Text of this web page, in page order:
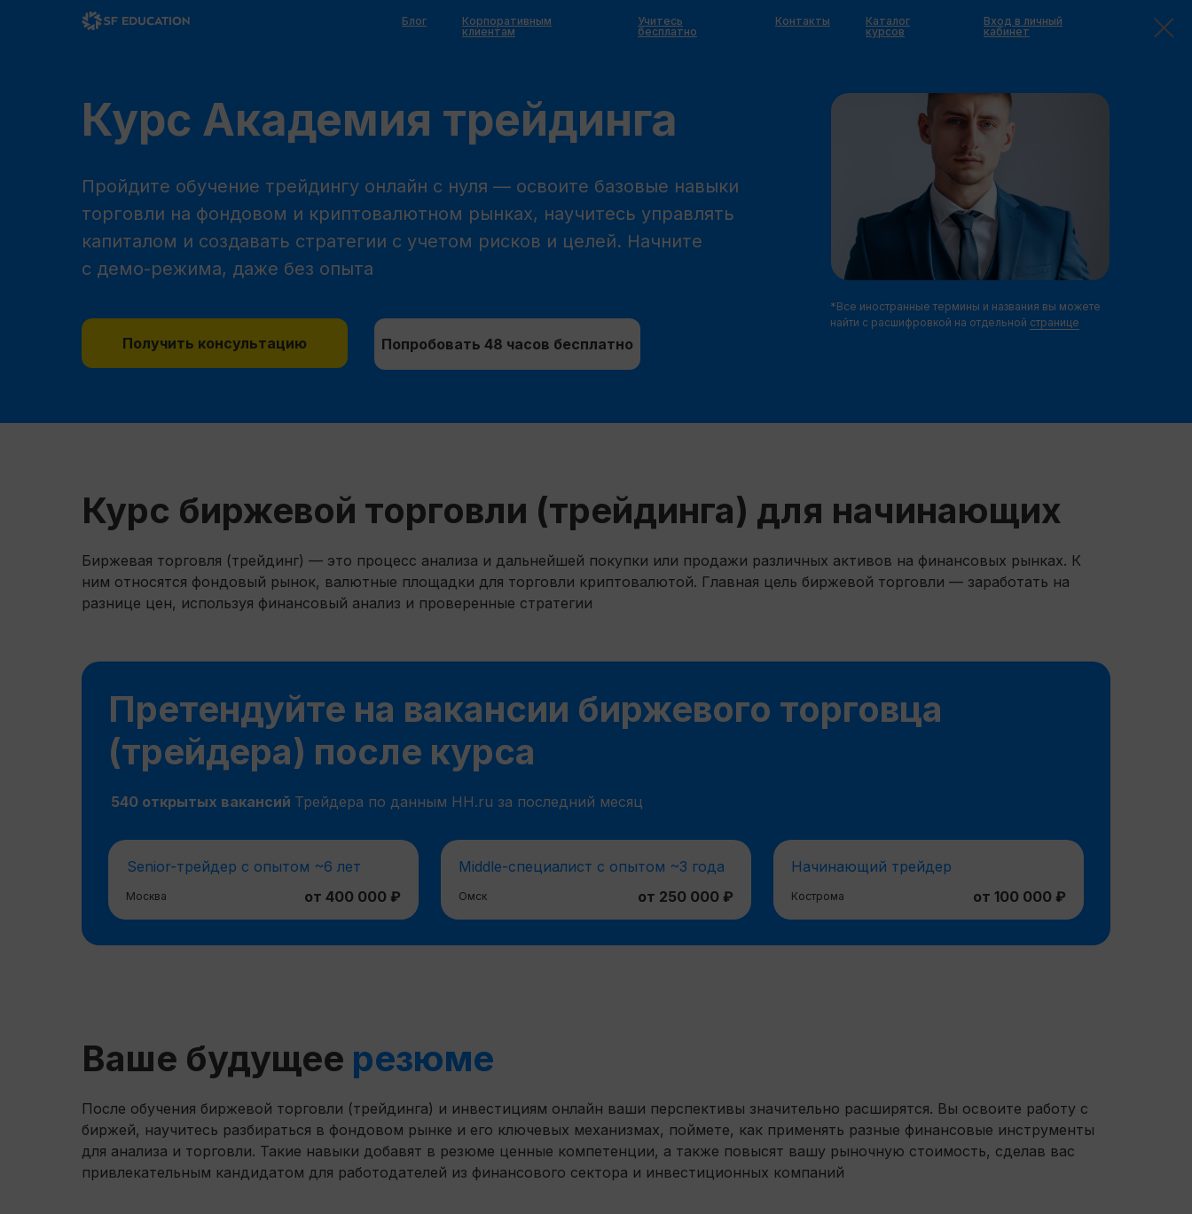
Блог
Каталог
курсов
Вход в личный
кабинет
Контакты
Корпоративным
клиентам
Учитесь
бесплатно
Курс Академия трейдинга
Пройдите обучение трейдингу онлайн с нуля — освоите базовые навыки
торговли на фондовом и криптовалютном рынках, научитесь управлять
капиталом и создавать стратегии с учетом рисков и целей. Начните
с демо-режима, даже без опыта
*Все иностранные термины и названия вы можете
найти с расшифровкой на отдельной странице
Попробовать 48 часов бесплатно
Получить консультацию
Курс биржевой торговли (трейдинга) для начинающих
Биржевая торговля (трейдинг) — это процесс анализа и дальнейшей покупки или продажи различных активов на финансовых рынках. К
ним относятся фондовый рынок, валютные площадки для торговли криптовалютой. Главная цель биржевой торговли — заработать на
разнице цен, используя финансовый анализ и проверенные стратегии
Претендуйте на вакансии биржевого торговца
(трейдера) после курса
540 открытых вакансий Трейдера по данным HH.ru за последний месяц
Senior-трейдер с опытом ~6 лет
от 400 000 ₽
Москва
Middle-специалист с опытом ~3 года
от 250 000 ₽
Омск
Начинающий трейдер
от 100 000 ₽
Кострома
Ваше будущее резюме
После обучения биржевой торговли (трейдинга) и инвестициям онлайн ваши перспективы значительно расширятся. Вы освоите работу с
биржей, научитесь разбираться в фондовом рынке и его ключевых механизмах, поймете, как применять разные финансовые инструменты
для анализа и торговли. Такие навыки добавят в резюме ценные компетенции, а также повысят вашу рыночную стоимость, сделав вас
привлекательным кандидатом для работодателей из финансового сектора и инвестиционных компаний